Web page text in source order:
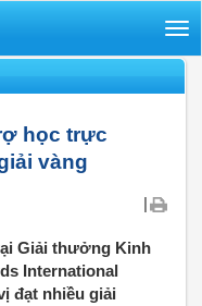
học trực
vàng
|
Giải thưởng Kinh
International
đạt nhiều giải